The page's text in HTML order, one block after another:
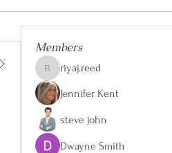
Members
riyaj.reed
riyaj.reed
Jennifer Kent
steve john
Dwayne Smith